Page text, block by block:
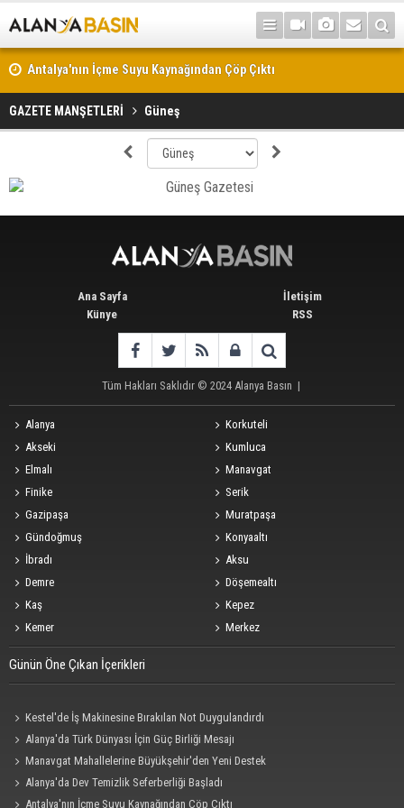
Antalya'nın İçme Suyu Kaynağından Çöp Çıktı
GAZETE MANŞETLERİ Güneş
Ana Sayfa
Künye
İletişim
RSS
Tüm Hakları Saklıdır © 2024 Alanya Basın |
Alanya
Akseki
Elmalı
Finike
Gazipaşa
Gündoğmuş
İbradı
Demre
Kaş
Kemer
Korkuteli
Kumluca
Manavgat
Serik
Muratpaşa
Konyaaltı
Aksu
Döşemealtı
Kepez
Merkez
Günün Öne Çıkan İçerikleri
Kestel'de İş Makinesine Bırakılan Not Duygulandırdı
Alanya'da Türk Dünyası İçin Güç Birliği Mesajı
Manavgat Mahallelerine Büyükşehir'den Yeni Destek
Alanya'da Dev Temizlik Seferberliği Başladı
Antalya'nın İçme Suyu Kaynağından Çöp Çıktı